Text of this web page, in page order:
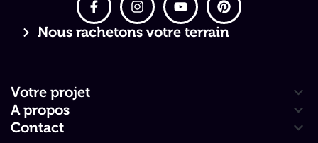
Nous rachetons votre terrain
Votre projet
A propos
Contact